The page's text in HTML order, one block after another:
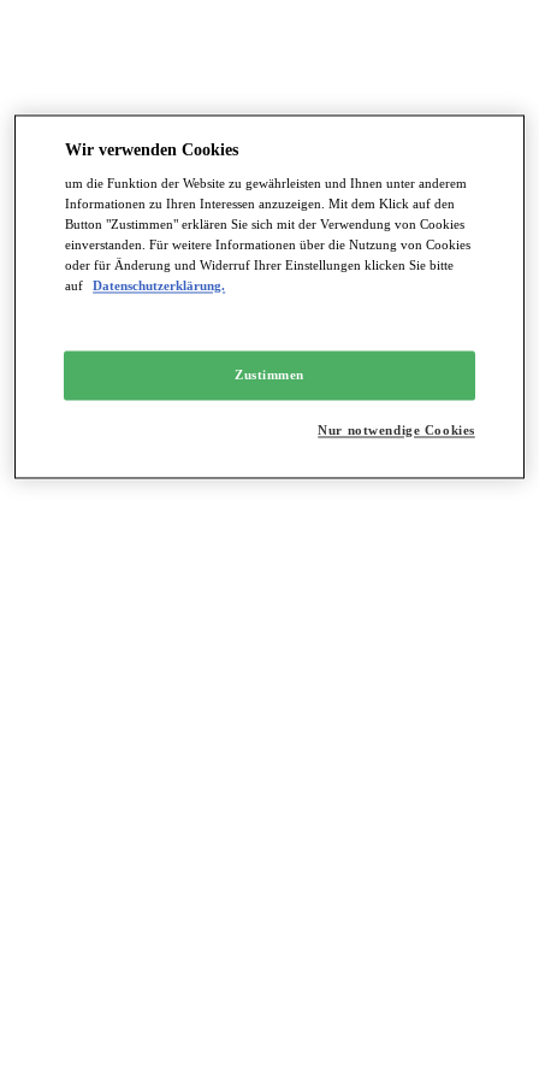
Wir verwenden Cookies
um die Funktion der Website zu gewährleisten und Ihnen unter anderem
Informationen zu Ihren Interessen anzuzeigen. Mit dem Klick auf den
Button "Zustimmen" erklären Sie sich mit der Verwendung von Cookies
einverstanden. Für weitere Informationen über die Nutzung von Cookies
oder für Änderung und Widerruf Ihrer Einstellungen klicken Sie bitte
auf
Datenschutzerklärung.
Nur notwendige Cookies
Zustimmen